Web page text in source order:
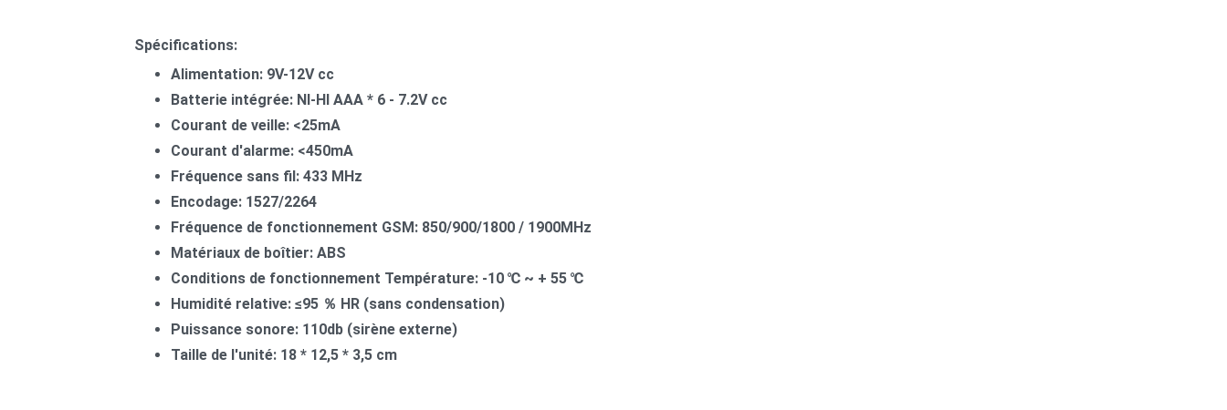
Spécifications:
Alimentation: 9V-12V cc
Batterie intégrée: NI-HI AAA * 6 - 7.2V cc
Courant de veille: <25mA
Courant d'alarme: <450mA
Fréquence sans fil: 433 MHz
Encodage: 1527/2264
Fréquence de fonctionnement GSM: 850/900/1800 / 1900MHz
Matériaux de boîtier: ABS
Conditions de fonctionnement Température: -10 ℃ ~ + 55 ℃
Humidité relative: ≤95 ％ HR (sans condensation)
Puissance sonore: 110db (sirène externe)
Taille de l'unité: 18 * 12,5 * 3,5 cm